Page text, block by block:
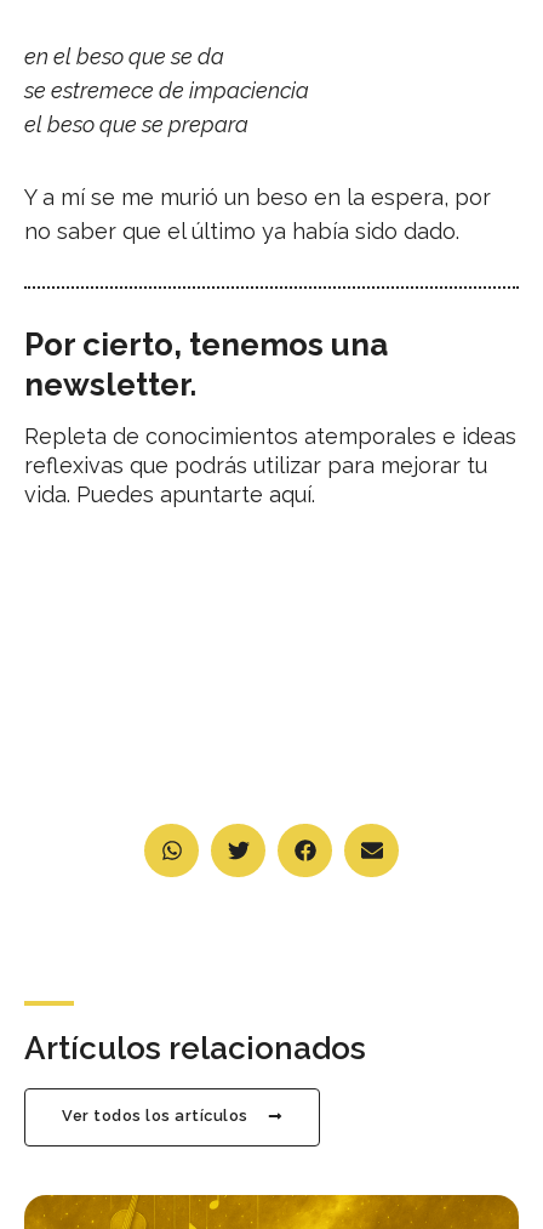
en el beso que se da
se estremece de impaciencia
el beso que se prepara
Y a mí se me murió un beso en la espera, por
no saber que el último ya había sido dado.
Por cierto, tenemos una
newsletter.
Repleta de conocimientos atemporales e ideas
reflexivas que podrás utilizar para mejorar tu
vida. Puedes apuntarte aquí.
Artículos relacionados
Ver todos los artículos